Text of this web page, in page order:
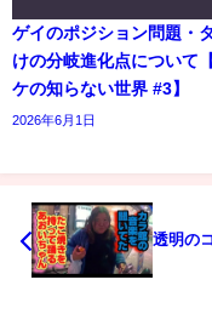
ゲイのポジション問題・
けの分岐進化点について
ケの知らない世界 #3】
2026年6月1日
透明の